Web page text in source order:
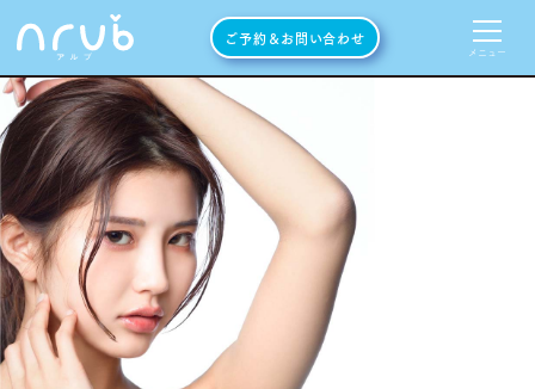
ご予約＆お問い合わせ
メニュー